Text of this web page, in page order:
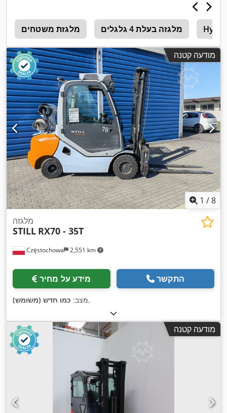
מלגזת משטחים מלגזה בעלת 4 גלגלים
מודעה קטנה
1 /8
Częstochowa 2,551 km
מלגזה
STILL RX70 - 35T
מידע על מחיר התקשר
מצב: כמו חדש (משומש) ,
מודעה קטנה